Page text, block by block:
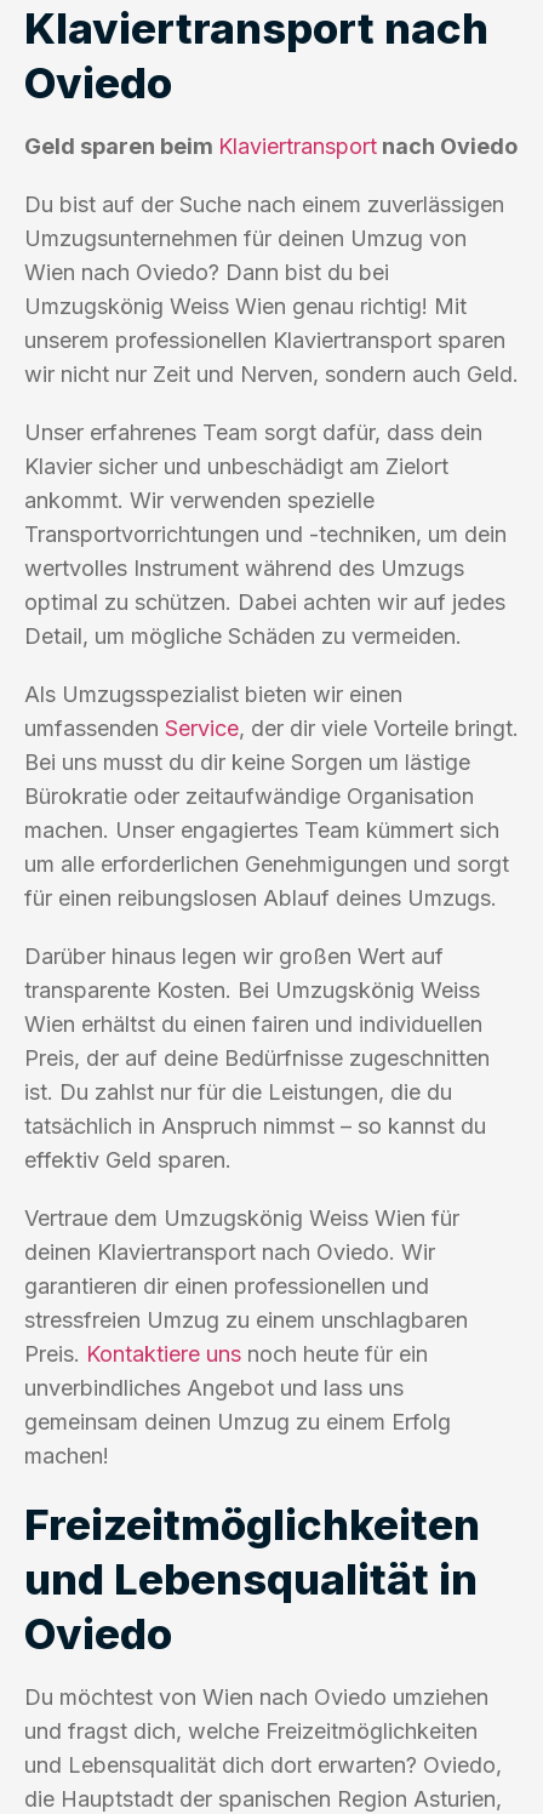
Klaviertransport nach
Oviedo
Geld sparen beim Klaviertransport nach Oviedo
Du bist auf der Suche nach einem zuverlässigen
Umzugsunternehmen für deinen Umzug von
Wien nach Oviedo? Dann bist du bei
Umzugskönig Weiss Wien genau richtig! Mit
unserem professionellen Klaviertransport sparen
wir nicht nur Zeit und Nerven, sondern auch Geld.
Unser erfahrenes Team sorgt dafür, dass dein
Klavier sicher und unbeschädigt am Zielort
ankommt. Wir verwenden spezielle
Transportvorrichtungen und -techniken, um dein
wertvolles Instrument während des Umzugs
optimal zu schützen. Dabei achten wir auf jedes
Detail, um mögliche Schäden zu vermeiden.
Als Umzugsspezialist bieten wir einen
umfassenden Service, der dir viele Vorteile bringt.
Bei uns musst du dir keine Sorgen um lästige
Bürokratie oder zeitaufwändige Organisation
machen. Unser engagiertes Team kümmert sich
um alle erforderlichen Genehmigungen und sorgt
für einen reibungslosen Ablauf deines Umzugs.
Darüber hinaus legen wir großen Wert auf
transparente Kosten. Bei Umzugskönig Weiss
Wien erhältst du einen fairen und individuellen
Preis, der auf deine Bedürfnisse zugeschnitten
ist. Du zahlst nur für die Leistungen, die du
tatsächlich in Anspruch nimmst – so kannst du
effektiv Geld sparen.
Vertraue dem Umzugskönig Weiss Wien für
deinen Klaviertransport nach Oviedo. Wir
garantieren dir einen professionellen und
stressfreien Umzug zu einem unschlagbaren
Preis. Kontaktiere uns noch heute für ein
unverbindliches Angebot und lass uns
gemeinsam deinen Umzug zu einem Erfolg
machen!
Freizeitmöglichkeiten
und Lebensqualität in
Oviedo
Du möchtest von Wien nach Oviedo umziehen
und fragst dich, welche Freizeitmöglichkeiten
und Lebensqualität dich dort erwarten? Oviedo,
die Hauptstadt der spanischen Region Asturien,